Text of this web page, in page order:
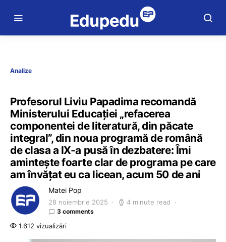
Analize
Profesorul Liviu Papadima recomandă
Ministerului Educației „refacerea
componentei de literatură, din păcate
integral”, din noua programă de română
de clasa a IX-a pusă în dezbatere: Îmi
amintește foarte clar de programa pe care
am învățat eu ca licean, acum 50 de ani
Matei Pop
28 noiembrie 2025 4 minute read
3 comments
1.612 vizualizări